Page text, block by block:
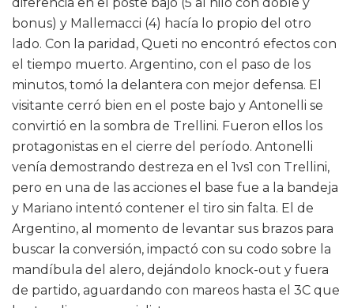
bonus) y Mallemacci (4) hacía lo propio del otro
lado. Con la paridad, Queti no encontró efectos con
el tiempo muerto. Argentino, con el paso de los
minutos, tomó la delantera con mejor defensa. El
visitante cerró bien en el poste bajo y Antonelli se
convirtió en la sombra de Trellini. Fueron ellos los
protagonistas en el cierre del período. Antonelli
venía demostrando destreza en el 1vs1 con Trellini,
pero en una de las acciones el base fue a la bandeja
y Mariano intentó contener el tiro sin falta. El de
Argentino, al momento de levantar sus brazos para
buscar la conversión, impactó con su codo sobre la
mandíbula del alero, dejándolo knock-out y fuera
de partido, aguardando con mareos hasta el 3C que